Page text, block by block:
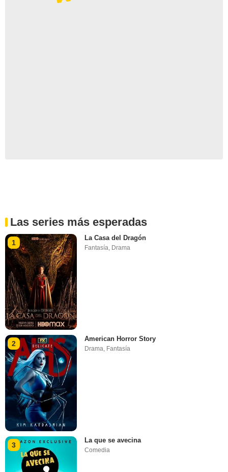
Las series más esperadas
1
La Casa del Dragón
Fantasía, Drama
2
American Horror Story
Drama, Fantasía
3
La que se avecina
Comedia